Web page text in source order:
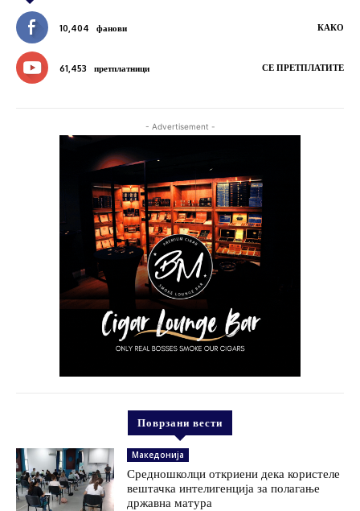
10,404 фанови КАКО
61,453 претплатници СЕ ПРЕТПЛАТИТЕ
- Advertisement -
Поврзани вести
Македонија
Средношколци откриени дека користеле
вештачка интелигенција за полагање
државна матура